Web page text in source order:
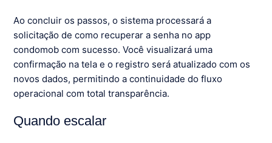
Ao concluir os passos, o sistema processará a
solicitação de como recuperar a senha no app
condomob com sucesso. Você visualizará uma
confirmação na tela e o registro será atualizado com os
novos dados, permitindo a continuidade do fluxo
operacional com total transparência.
Quando escalar